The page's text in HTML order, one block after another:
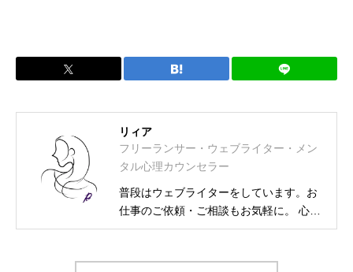
リィア
フリーランサー・ウェブライター・メン
タル心理カウンセラー
普段はウェブライターをしています。お
仕事のご依頼・ご相談もお気軽に。 心理
カウンセラー資格取得に伴い、相談募集
イター メンタル士心理カウンセラー・ア